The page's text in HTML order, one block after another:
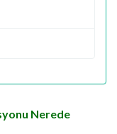
Nerede